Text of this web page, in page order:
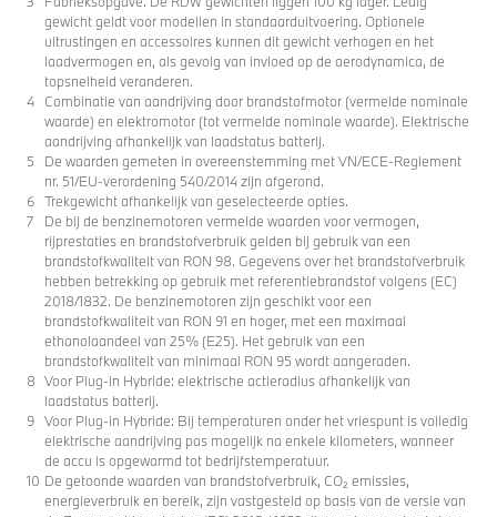
gewicht geldt voor modellen in standaarduitvoering. Optionele
uitrustingen en accessoires kunnen dit gewicht verhogen en het
laadvermogen en, als gevolg van invloed op de aerodynamica, de
topsnelheid veranderen.
Combinatie van aandrijving door brandstofmotor (vermelde nominale
waarde) en elektromotor (tot vermelde nominale waarde). Elektrische
aandrijving afhankelijk van laadstatus batterij.
De waarden gemeten in overeenstemming met VN/ECE-Reglement
nr. 51/EU-verordening 540/2014 zijn afgerond.
Trekgewicht afhankelijk van geselecteerde opties.
De bij de benzinemotoren vermelde waarden voor vermogen,
rijprestaties en brandstofverbruik gelden bij gebruik van een
brandstofkwaliteit van RON 98. Gegevens over het brandstofverbruik
hebben betrekking op gebruik met referentiebrandstof volgens (EC)
2018/1832. De benzinemotoren zijn geschikt voor een
brandstofkwaliteit van RON 91 en hoger, met een maximaal
ethanolaandeel van 25% (E25). Het gebruik van een
brandstofkwaliteit van minimaal RON 95 wordt aangeraden.
Voor Plug-in Hybride: elektrische actieradius afhankelijk van
laadstatus batterij.
Voor Plug-in Hybride: Bij temperaturen onder het vriespunt is volledig
elektrische aandrijving pas mogelijk na enkele kilometers, wanneer
de accu is opgewarmd tot bedrijfstemperatuur.
De getoonde waarden van brandstofverbruik, CO₂ emissies,
energieverbruik en bereik, zijn vastgesteld op basis van de versie van